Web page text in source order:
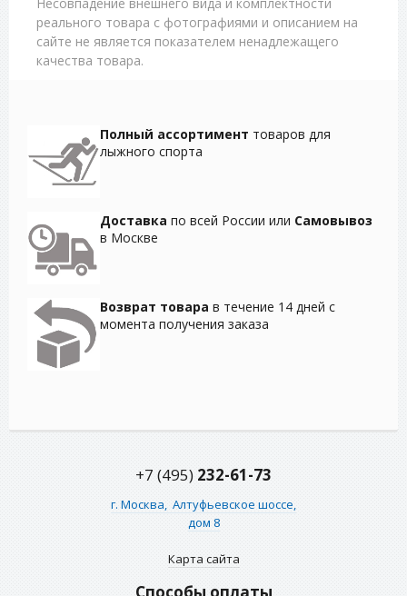
реального товара с фотографиями и описанием на
сайте не является показателем ненадлежащего
качества товара.
Полный ассортимент товаров для
лыжного спорта
Доставка по всей России или Самовывоз
в Москве
Возврат товара в течение 14 дней с
момента получения заказа
+7 (495) 232-61-73
г. Москва, Алтуфьевское шоссе,
дом 8
Карта сайта